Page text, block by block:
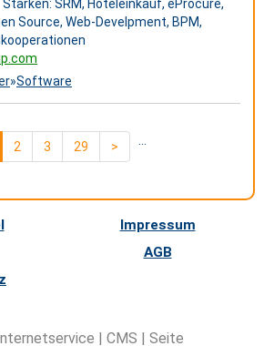
Stärken: SRM, Hoteleinkauf, eProcure,
Source, Web-Develpment, BPM,
»Software
2 3 29 >
Impressum
AGB
| CMS | Seite